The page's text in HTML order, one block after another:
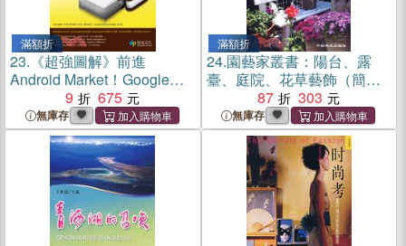
滿額折
23. 《超強圖解》前進
Android Market！Google
Android SDK實戰演練
9 675
無庫存
滿額折
24.園藝家叢書：陽台、露
臺、庭院、花草藝飾（簡體
87 303
無庫存